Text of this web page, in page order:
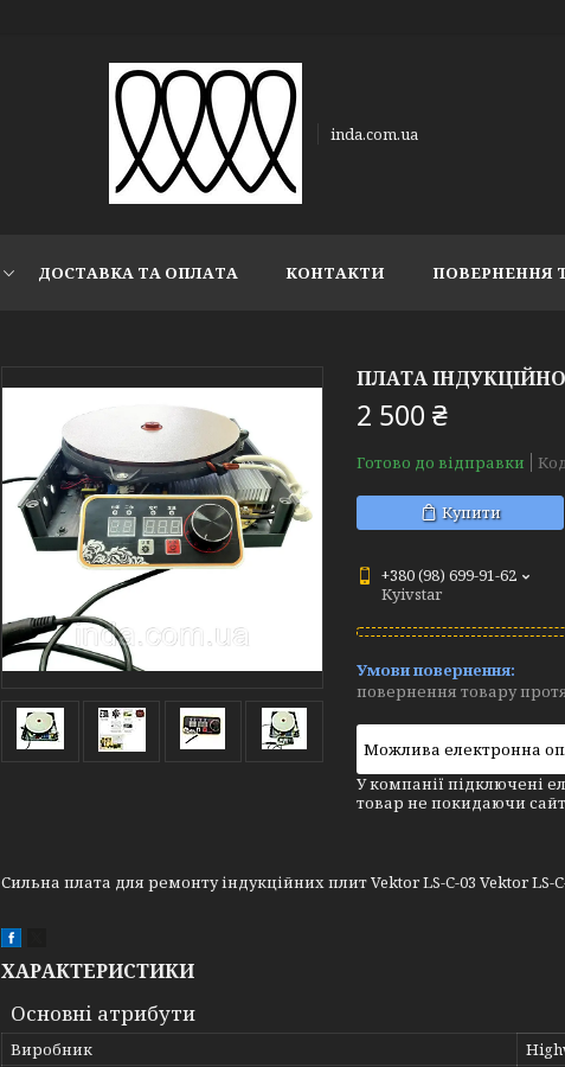
inda.com.ua
ДОСТАВКА ТА ОПЛАТА КОНТАКТИ ПОВЕРНЕННЯ
ПЛАТА ІНДУКЦІЙНОЇ
2 500 ₴
Готово до відправки
Купити
+380 (98) 699-91-62
Kyivstar
повернення товару
У компанії підключені
товар не покидаючи
Сильна плата для ремонту індукційних плит Vektor LS-C-03 Vektor LS-
ХАРАКТЕРИСТИКИ
Основні атрибути
Виробник